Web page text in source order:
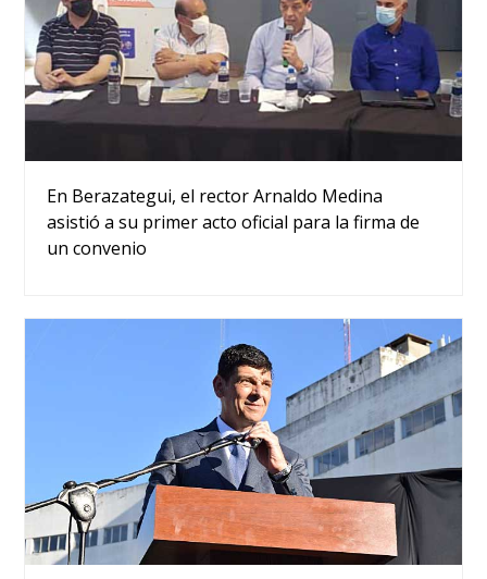
En Berazategui, el rector Arnaldo Medina
asistió a su primer acto oficial para la firma de
un convenio